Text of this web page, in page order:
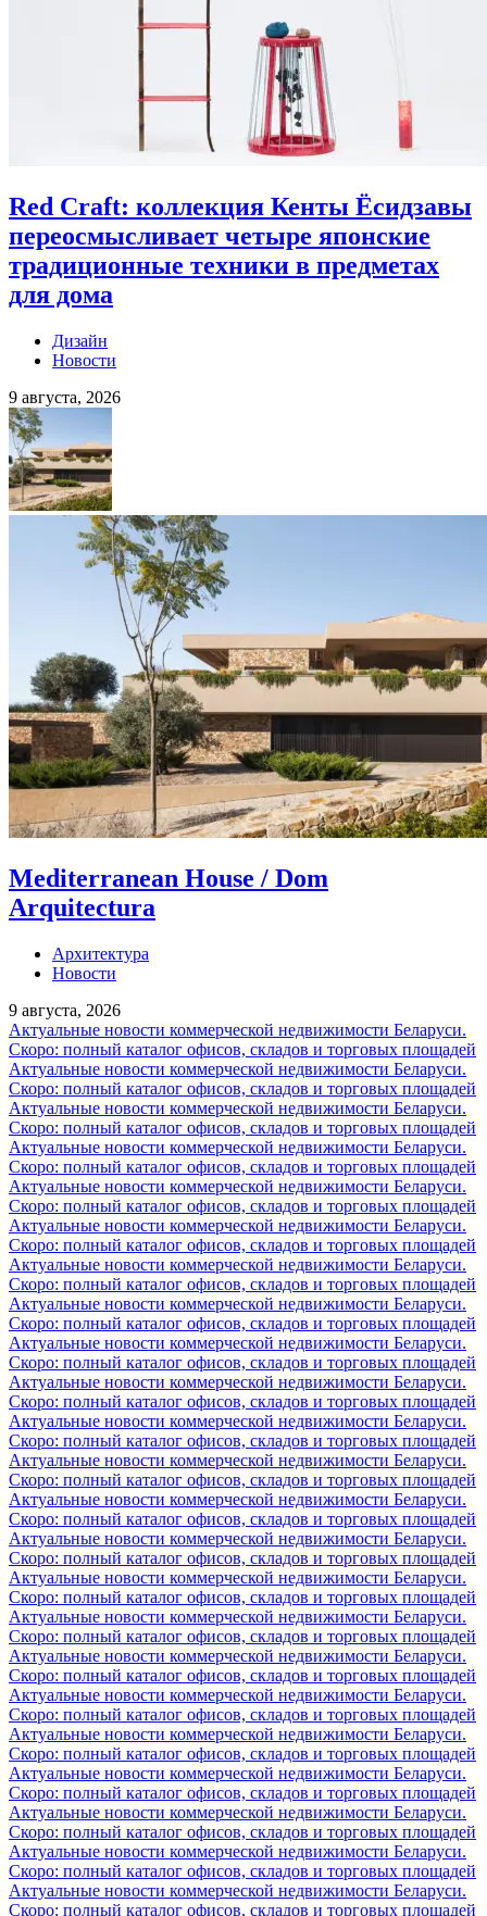
Red Craft: коллекция Кенты Ёсидзавы
переосмысливает четыре японские
традиционные техники в предметах
для дома
Дизайн
Новости
9 августа, 2026
Mediterranean House / Dom
Arquitectura
Архитектура
Новости
9 августа, 2026
Актуальные новости коммерческой недвижимости Беларуси.
Скоро: полный каталог офисов, складов и торговых площадей
Актуальные новости коммерческой недвижимости Беларуси.
Скоро: полный каталог офисов, складов и торговых площадей
Актуальные новости коммерческой недвижимости Беларуси.
Скоро: полный каталог офисов, складов и торговых площадей
Актуальные новости коммерческой недвижимости Беларуси.
Скоро: полный каталог офисов, складов и торговых площадей
Актуальные новости коммерческой недвижимости Беларуси.
Скоро: полный каталог офисов, складов и торговых площадей
Актуальные новости коммерческой недвижимости Беларуси.
Скоро: полный каталог офисов, складов и торговых площадей
Актуальные новости коммерческой недвижимости Беларуси.
Скоро: полный каталог офисов, складов и торговых площадей
Актуальные новости коммерческой недвижимости Беларуси.
Скоро: полный каталог офисов, складов и торговых площадей
Актуальные новости коммерческой недвижимости Беларуси.
Скоро: полный каталог офисов, складов и торговых площадей
Актуальные новости коммерческой недвижимости Беларуси.
Скоро: полный каталог офисов, складов и торговых площадей
Актуальные новости коммерческой недвижимости Беларуси.
Скоро: полный каталог офисов, складов и торговых площадей
Актуальные новости коммерческой недвижимости Беларуси.
Скоро: полный каталог офисов, складов и торговых площадей
Актуальные новости коммерческой недвижимости Беларуси.
Скоро: полный каталог офисов, складов и торговых площадей
Актуальные новости коммерческой недвижимости Беларуси.
Скоро: полный каталог офисов, складов и торговых площадей
Актуальные новости коммерческой недвижимости Беларуси.
Скоро: полный каталог офисов, складов и торговых площадей
Актуальные новости коммерческой недвижимости Беларуси.
Скоро: полный каталог офисов, складов и торговых площадей
Актуальные новости коммерческой недвижимости Беларуси.
Скоро: полный каталог офисов, складов и торговых площадей
Актуальные новости коммерческой недвижимости Беларуси.
Скоро: полный каталог офисов, складов и торговых площадей
Актуальные новости коммерческой недвижимости Беларуси.
Скоро: полный каталог офисов, складов и торговых площадей
Актуальные новости коммерческой недвижимости Беларуси.
Скоро: полный каталог офисов, складов и торговых площадей
Актуальные новости коммерческой недвижимости Беларуси.
Скоро: полный каталог офисов, складов и торговых площадей
Актуальные новости коммерческой недвижимости Беларуси.
Скоро: полный каталог офисов, складов и торговых площадей
Актуальные новости коммерческой недвижимости Беларуси.
Скоро: полный каталог офисов, складов и торговых площадей